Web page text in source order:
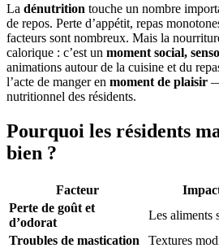
La dénutrition touche un nombre
de repos. Perte d’appétit, repas
facteurs sont nombreux. Mais la
calorique : c’est un moment social,
animations autour de la cuisine et du
l’acte de manger en moment de plaisir
nutritionnel des résidents.
Pourquoi les résidents
bien ?
Facteur
Perte de goût et
d’odorat
Les aliments
Troubles de mastication
Textures